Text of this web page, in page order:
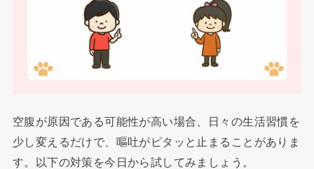
空腹が原因である可能性が高い場合、日々の生活習慣を
少し変えるだけで、嘔吐がピタッと止まることがありま
す。以下の対策を今日から試してみましょう。